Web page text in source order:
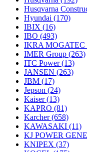
Husqvarna
Hyundai (170)
IBIX (16)
IBO (493)
IKRA MOGATEC
IMER Group (263)
ITC Power(13)
JANSEN (263)
JBM (17)
Jepson (24)
Kaiser(13)
KAPRO (81)
Karcher(658)
KAWASAKI (11)
KJ POWER
KNIPEX (37)